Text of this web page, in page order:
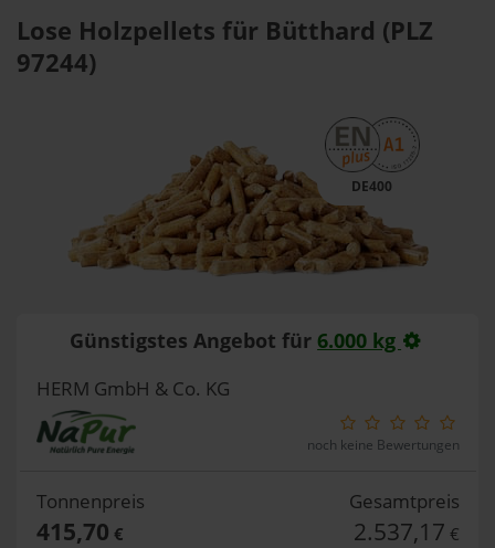
Lose Holzpellets für Bütthard (PLZ
97244)
DE400
Günstigstes Angebot für 6.000 kg
HERM GmbH & Co. KG
noch keine Bewertungen
Tonnenpreis
415,70 €
Gesamtpreis
2.537,17 €